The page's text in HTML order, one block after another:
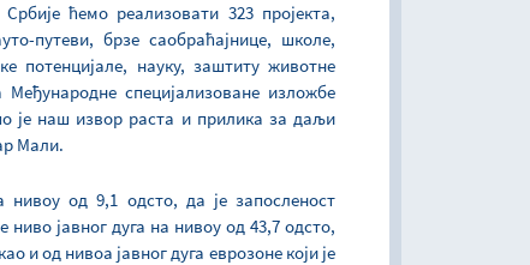
ћемо реализовати 323 пројекта,
путеви, брзе саобраћајнице, школе,
потенцијале, науку, заштиту животне
специјализоване изложбе
је наш извор раста и прилика за даљи
Мали.
нивоу од 9,1 одсто, да је запосленост
јавног дуга на нивоу од 43,7 одсто,
и од нивоа јавног дуга еврозоне који је